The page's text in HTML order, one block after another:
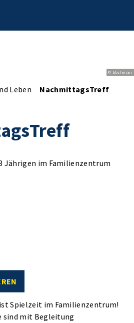
© bbsferrari
Leben NachmittagsTreff
Jährigen im Familienzentrum
Spielzeit im Familienzentrum!
sind mit Begleitung